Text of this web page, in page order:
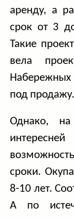
аренду, а
срок от 3
Такие
вела
Набережных
под продажу.
Однако,
сроки.
8-10 лет.
А по